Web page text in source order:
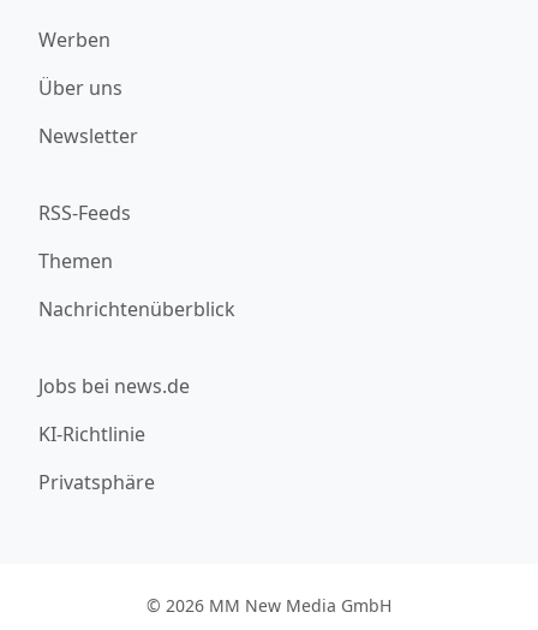
Werben
Über uns
Newsletter
RSS-Feeds
Themen
Nachrichtenüberblick
Jobs bei news.de
KI-Richtlinie
Privatsphäre
© 2026 MM New Media GmbH